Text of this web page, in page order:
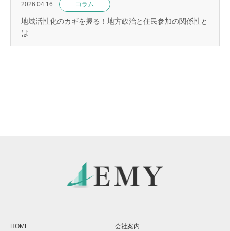
2026.04.16 コラム
地域活性化のカギを握る！地方政治と住民参加の関係性と
は
HOME 会社案内